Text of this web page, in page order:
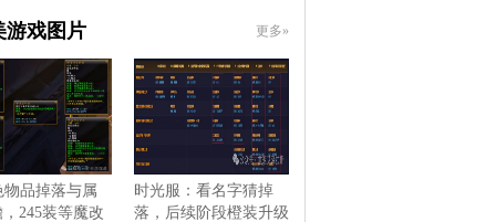
游戏图片 更多»
物品掉落与属
245装等魔改
时光服：看名字猜掉
落，后续阶段橙装升级